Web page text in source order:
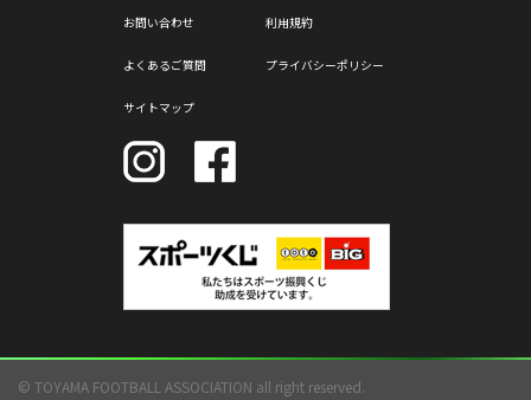
お問い合わせ 利用規約
よくあるご質問 プライバシーポリシー
サイトマップ
© TOYAMA FOOTBALL ASSOCIATION all right reserved.